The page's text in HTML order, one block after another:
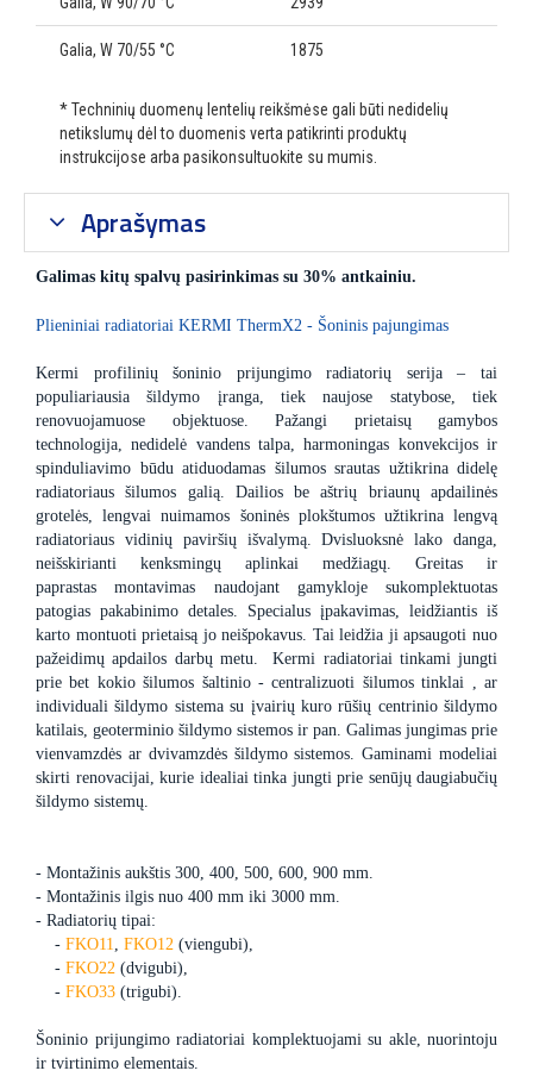
Galia, W 70/55 °C 1875
* Techninių duomenų lentelių reikšmėse gali būti nedidelių
netikslumų dėl to duomenis verta patikrinti produktų
instrukcijose arba pasikonsultuokite su mumis.
Aprašymas
Galimas kitų spalvų pasirinkimas su 30% antkainiu.
Plieniniai radiatoriai KERMI ThermX2 - Šoninis pajungimas
Kermi profilinių šoninio prijungimo radiatorių serija – tai
populiariausia šildymo įranga, tiek naujose statybose, tiek
renovuojamuose objektuose. Pažangi prietaisų gamybos
technologija, nedidelė vandens talpa, harmoningas konvekcijos ir
spinduliavimo būdu atiduodamas šilumos srautas užtikrina didelę
radiatoriaus šilumos galią. Dailios be aštrių briaunų apdailinės
grotelės, lengvai nuimamos šoninės plokštumos užtikrina lengvą
radiatoriaus vidinių paviršių išvalymą. Dvisluoksnė lako danga,
neišskirianti kenksmingų aplinkai medžiagų. Greitas ir
paprastas montavimas naudojant gamykloje sukomplektuotas
patogias pakabinimo detales. Specialus įpakavimas, leidžiantis iš
karto montuoti prietaisą jo neišpokavus. Tai leidžia ji apsaugoti nuo
pažeidimų apdailos darbų metu. Kermi radiatoriai tinkami jungti
prie bet kokio šilumos šaltinio - centralizuoti šilumos tinklai , ar
individuali šildymo sistema su įvairių kuro rūšių centrinio šildymo
katilais, geoterminio šildymo sistemos ir pan. Galimas jungimas prie
vienvamzdės ar dvivamzdės šildymo sistemos. Gaminami modeliai
skirti renovacijai, kurie idealiai tinka jungti prie senūjų daugiabučių
šildymo sistemų.
- Montažinis aukštis 300, 400, 500, 600, 900 mm.
- Montažinis ilgis nuo 400 mm iki 3000 mm.
- Radiatorių tipai:
- FKO11, FKO12 (viengubi),
- FKO22 (dvigubi),
- FKO33 (trigubi).
Šoninio prijungimo radiatoriai komplektuojami su akle, nuorintoju
ir tvirtinimo elementais.